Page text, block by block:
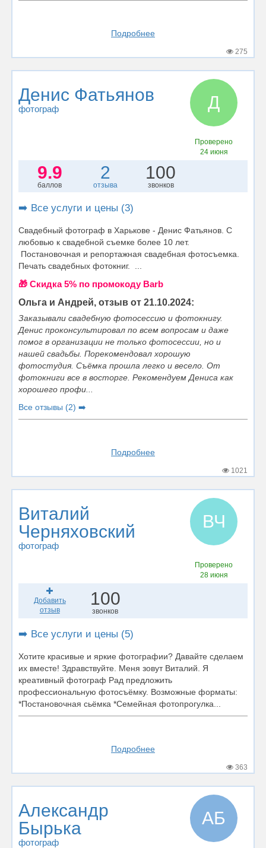
Подробнее
275
Денис Фатьянов
фотограф Д
Проверено
24 июня
9.9
баллов
2
отзыва
100
звонков
➡️ Все услуги и цены (3)
Свадебный фотограф в Харькове - Денис Фатьянов. С
любовью к свадебной cъемке более 10 лет.
Постановочная и репортажная свадебная фотосъемка.
Печать свадебных фотокниг. ...
🎁 Cкидка 5% по промокоду Barb
Ольга и Андрей, отзыв от 21.10.2024:
Заказывали свадебную фотосессию и фотокнигу.
Денис проконсультировал по всем вопросам и даже
помог в организации не только фотосессии, но и
нашей свадьбы. Порекомендовал хорошую
фотостудия. Съёмка прошла легко и весело. От
фотокниги все в восторге. Рекомендуем Дениса как
хорошего профи...
Все отзывы (2) ➡️
Подробнее
1021
Виталий
Черняховский
фотограф
ВЧ
Проверено
28 июня
Добавить
отзыв
100
звонков
➡️ Все услуги и цены (5)
Хотите красивые и яркие фотографии? Давайте сделаем
их вместе! Здравствуйте. Меня зовут Виталий. Я
креативный фотограф Рад предложить
профессиональную фотосъёмку. Возможные форматы:
*Постановочная сьёмка *Семейная фотопрогулка...
Подробнее
363
Александр
Бырька
фотограф
АБ